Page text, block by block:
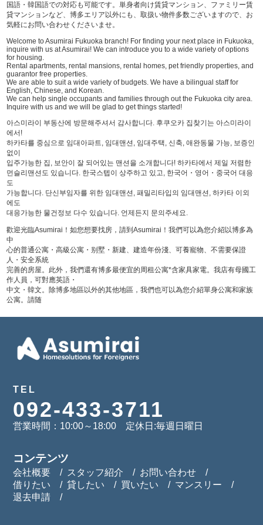
国語・韓国語での対応も可能です。単身者向け賃貸マンション、ファミリー賃
貸マンションなど、博多エリア以外にも、取扱い物件多数ございますので、お
気軽にお問い合わせくださいませ。
Welcome to Asumirai Fukuoka branch! For finding your next place in Fukuoka,
inquire with us at Asumirai! We can introduce you to a wide variety of options
for housing.
Rental apartments, rental mansions, rental homes, pet friendly properties, and
guarantor free properties.
We are able to suit a wide variety of budgets. We have a bilingual staff for
English, Chinese, and Korean.
We can help single occupants and families through out the Fukuoka city area.
Inquire with us and we will be glad to get things started!
아스미라이 부동산에 방문해주셔서 감사합니다. 후쿠오카 집찾기는 아스미라이
에서!
하카타를 중심으로 임대아파트, 임대맨션, 임대주택, 신축, 애완동물 가능, 보증인
없이
입주가능한 집, 보안이 잘 되어있는 맨션을 소개합니다! 하카타에서 제일 저렴한
먼슬리맨션도 있습니다. 한국스텝이 상주하고 있고, 한국어・영어・중국어 대응
도
가능합니다. 단신부임자를 위한 임대맨션, 패밀리타입의 임대맨션, 하카타 이외
에도
대응가능한 물건정보 다수 있습니다. 언제든지 문의주세요.
歡迎光臨Asumirai！如您想要找房，請到Asumirai！我們可以為您介紹以博多為
中
心的普通公寓・高級公寓・别墅・新建、建造年份淺、可養寵物、不需要保證
人・安全系統
完善的房屋。此外，我們還有博多最便宜的周租公寓*含家具家電。我店有母國工
作人員，可對應英語・
中文・韓文。除博多地區以外的其他地區，我們也可以為您介紹單身公寓和家族
公寓。請随
TEL
092-433-3711
営業時間：10:00～18:00 定休日:毎週日曜日
コンテンツ
会社概要 スタッフ紹介
お問い合わせ
借りたい
貸したい 買いたい
マンスリー
退去申請